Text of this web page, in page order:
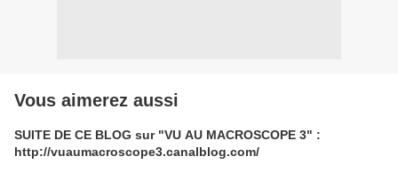
Vous aimerez aussi
SUITE DE CE BLOG sur "VU AU MACROSCOPE 3" :
http://vuaumacroscope3.canalblog.com/